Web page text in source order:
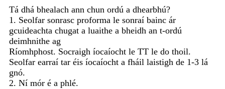
Tá dhá bhealach ann chun ordú a dhearbhú?
1. Seolfar sonrasc proforma le sonraí bainc ár
gcuideachta chugat a luaithe a bheidh an t-ordú
deimhnithe ag
Ríomhphost. Socraigh íocaíocht le TT le do thoil.
Seolfar earraí tar éis íocaíocht a fháil laistigh de 1-3 lá
gnó.
2. Ní mór é a phlé.